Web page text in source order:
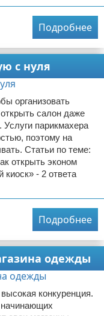
Подробнее
с нуля
организовать
салон даже
Услуги парикмахера
поэтому на
Статьи по теме:
открыть эконом
киоск» - 2 ответа
Подробнее
одежды
конкуренция.